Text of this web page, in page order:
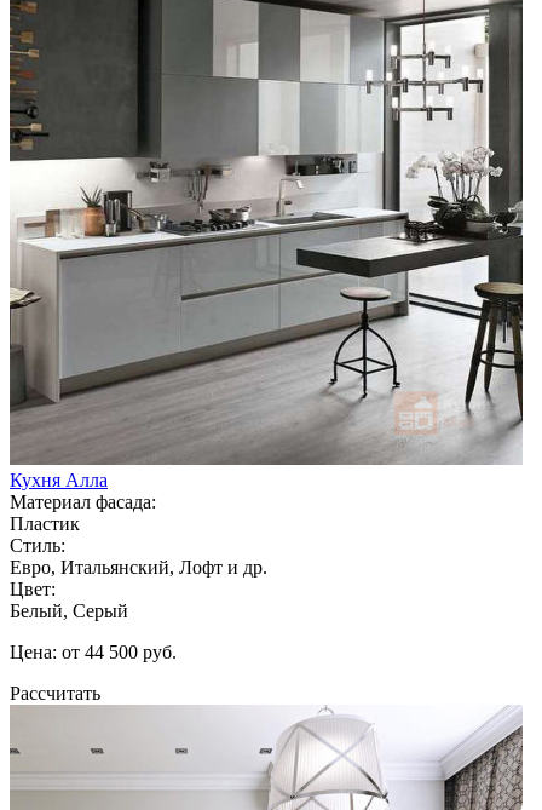
Кухня Алла
Материал фасада:
Пластик
Стиль:
Евро, Итальянский, Лофт и др.
Цвет:
Белый, Серый
Цена: от 44 500 руб.
Рассчитать